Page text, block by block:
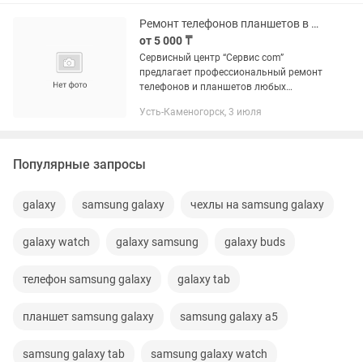
Ремонт телефонов планшетов в Усть-Каменогорске быстро качественно гарантией
от 5 000 ₸
Сервисный центр “Сервис com”
предлагает профессиональный ремонт
телефонов и планшетов любых
проблемы: разбитый экран,
Усть-Каменогорск, 3 июля
Популярные запросы
galaxy samsung galaxy чехлы на samsung galaxy
galaxy watch galaxy samsung galaxy buds
телефон samsung galaxy galaxy tab
планшет samsung galaxy samsung galaxy a5
samsung galaxy tab samsung galaxy watch